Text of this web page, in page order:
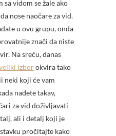
sa vidom se žale ako
nose naočare za vid.
u ovu grupu, onda
znači da niste
Na sreću, danas
izborokvira tako
neki koji će vam
nađete takav,
za vid doživljavati
ali i detalj koji je
pročitajte kako